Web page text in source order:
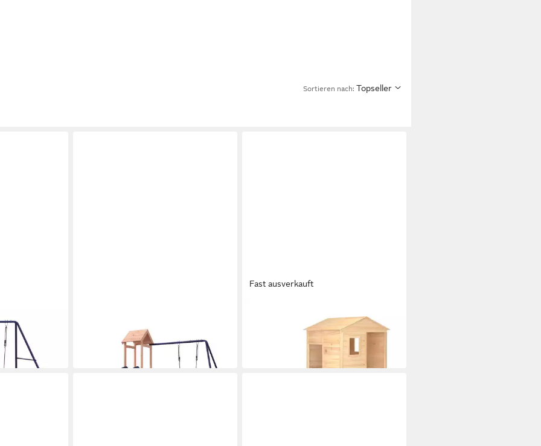
Sortieren nach: Topseller
in 5-6 Werktagen bei dir
Fast ausverkauft
Spielturm Spielturm Massivholz
in 5-6 Werktagen bei dir